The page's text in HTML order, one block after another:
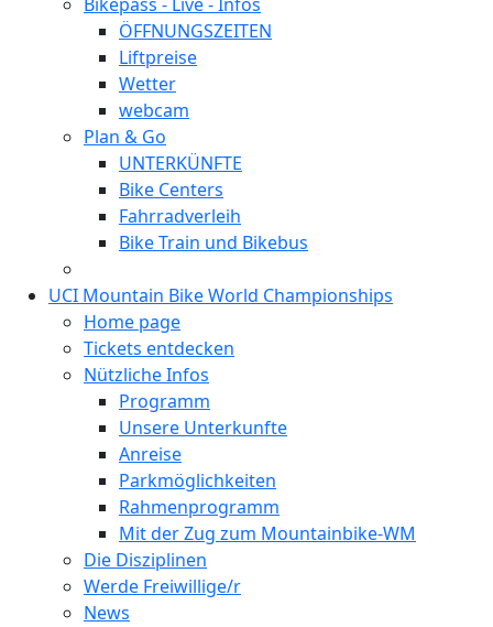
ÖFFNUNGSZEITEN
Liftpreise
Wetter
webcam
Plan & Go
UNTERKÜNFTE
Bike Centers
Fahrradverleih
Bike Train und Bikebus
UCI Mountain Bike World Championships
Home page
Tickets entdecken
Nützliche Infos
Programm
Unsere Unterkunfte
Anreise
Parkmöglichkeiten
Rahmenprogramm
Mit der Zug zum Mountainbike-WM
Die Disziplinen
Werde Freiwillige/r
News